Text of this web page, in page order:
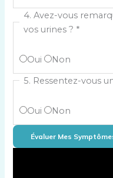
4. Avez-vous
vos urines ? *
Oui
Non
5. Ressentez-vous
Oui Non
Évaluer Mes